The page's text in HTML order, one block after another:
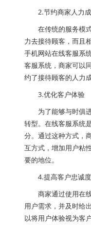
2.节约商家人力
在传统的服务模式
力去接待顾客，而且
手机网站在线客服系
客服系统，商家可以
约了接待顾客的人力成
3.优化客户体验
为了能够与时俱进
转型。在线客服系统
分。通过这种方式，
互方式，增加用户粘
要的地位。
4.提高客户忠诚度
商家通过使用在线
用户需求，并及时给
以将用户体验视为客